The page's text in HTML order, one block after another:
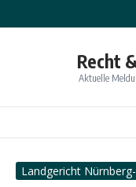
Recht
Aktuelle
Landgericht